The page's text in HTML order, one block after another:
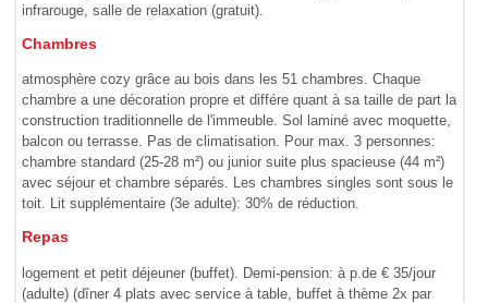
infrarouge, salle de relaxation (gratuit).
Chambres
atmosphère cozy grâce au bois dans les 51 chambres. Chaque
chambre a une décoration propre et différe quant à sa taille de part la
construction traditionnelle de l'immeuble. Sol laminé avec moquette,
balcon ou terrasse. Pas de climatisation. Pour max. 3 personnes:
chambre standard (25-28 m²) ou junior suite plus spacieuse (44 m²)
avec séjour et chambre séparés. Les chambres singles sont sous le
toit. Lit supplémentaire (3e adulte): 30% de réduction.
Repas
logement et petit déjeuner (buffet). Demi-pension: à p.de € 35/jour
(adulte) (dîner 4 plats avec service à table, buffet à thème 2x par